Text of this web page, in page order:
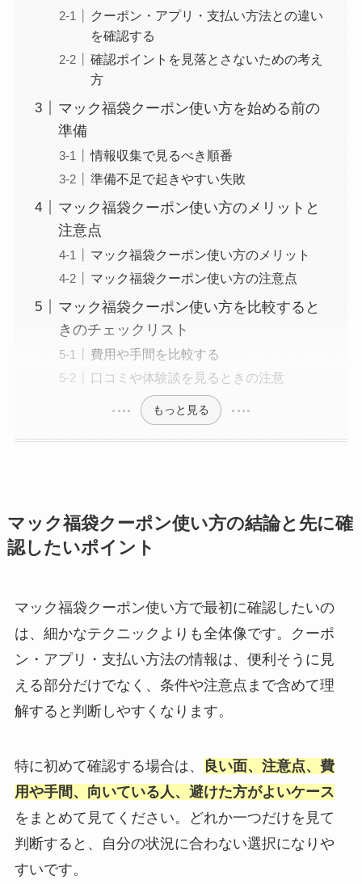
クーポン・アプリ・支払い方法との違い
を確認する
確認ポイントを見落とさないための考え
方
マック福袋クーポン使い方を始める前の
準備
情報収集で見るべき順番
準備不足で起きやすい失敗
マック福袋クーポン使い方のメリットと
注意点
マック福袋クーポン使い方のメリット
マック福袋クーポン使い方の注意点
マック福袋クーポン使い方を比較すると
きのチェックリスト
費用や手間を比較する
口コミや体験談を見るときの注意
もっと見る
マック福袋クーポン使い方の結論と先に確
認したいポイント
マック福袋クーポン使い方で最初に確認したいの
は、細かなテクニックよりも全体像です。クーポ
ン・アプリ・支払い方法の情報は、便利そうに見
える部分だけでなく、条件や注意点まで含めて理
解すると判断しやすくなります。
特に初めて確認する場合は、
良い面、注意点、費
用や手間、向いている人、避けた方がよいケース
をまとめて見てください。どれか一つだけを見て
判断すると、自分の状況に合わない選択になりや
すいです。